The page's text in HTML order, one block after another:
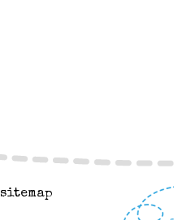
sitemap